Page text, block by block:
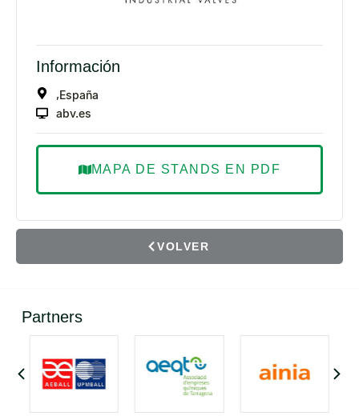
Información
España
abv.es
MAPA DE STANDS EN PDF
VOLVER
Partners